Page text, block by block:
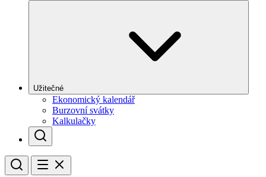
Užitečné
Ekonomický kalendář
Burzovní svátky
Kalkulačky